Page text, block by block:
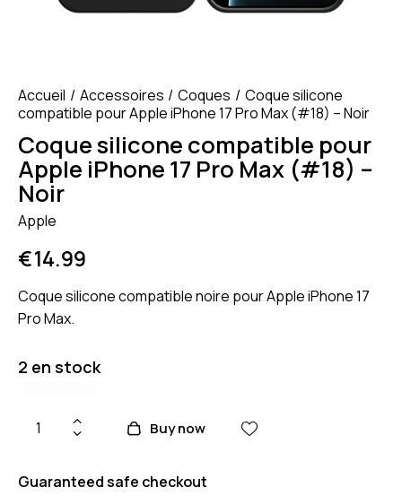
Accueil Accessoires Coques
Coque silicone
compatible pour Apple iPhone 17 Pro Max (#18) – Noir
Coque silicone compatible pour
Apple iPhone 17 Pro Max (#18) –
Noir
Apple
€14.99
Coque silicone compatible noire pour Apple iPhone 17
Pro Max.
2 en stock
Buy now
Guaranteed safe checkout